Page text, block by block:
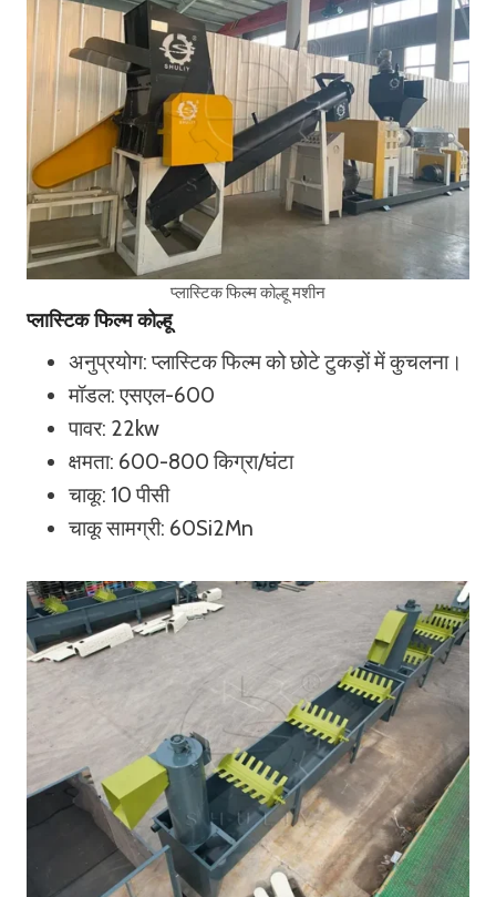
प्लास्टिक फिल्म कोल्हू मशीन
प्लास्टिक फिल्म कोल्हू
अनुप्रयोग: प्लास्टिक फिल्म को छोटे टुकड़ों में कुचलना।
मॉडल: एसएल-600
पावर: 22kw
क्षमता: 600-800 किग्रा/घंटा
चाकू: 10 पीसी
चाकू सामग्री: 60Si2Mn